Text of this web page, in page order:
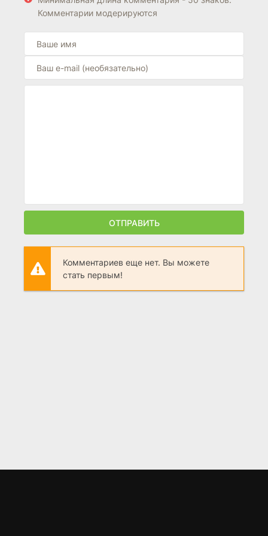
второй профессии и
(2022)
Комментарии модерируются
ОТПРАВИТЬ
Комментариев еще нет. Вы можете
стать первым!